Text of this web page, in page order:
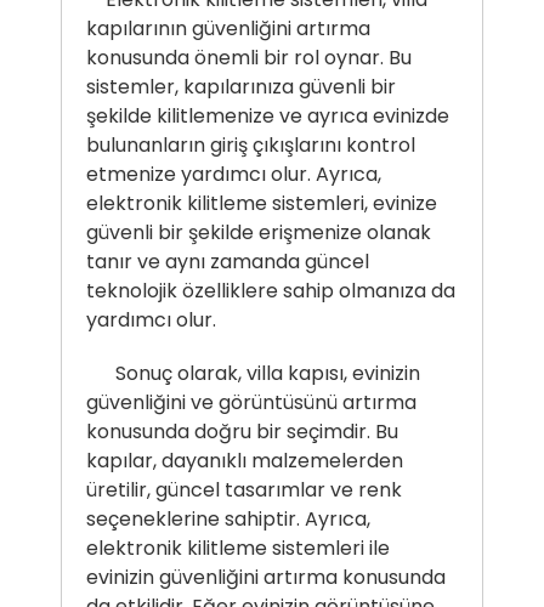
kapılarının güvenliğini artırma
konusunda önemli bir rol oynar. Bu
sistemler, kapılarınıza güvenli bir
şekilde kilitlemenize ve ayrıca evinizde
bulunanların giriş çıkışlarını kontrol
etmenize yardımcı olur. Ayrıca,
elektronik kilitleme sistemleri, evinize
güvenli bir şekilde erişmenize olanak
tanır ve aynı zamanda güncel
teknolojik özelliklere sahip olmanıza da
yardımcı olur.
Sonuç olarak, villa kapısı, evinizin
güvenliğini ve görüntüsünü artırma
konusunda doğru bir seçimdir. Bu
kapılar, dayanıklı malzemelerden
üretilir, güncel tasarımlar ve renk
seçeneklerine sahiptir. Ayrıca,
elektronik kilitleme sistemleri ile
evinizin güvenliğini artırma konusunda